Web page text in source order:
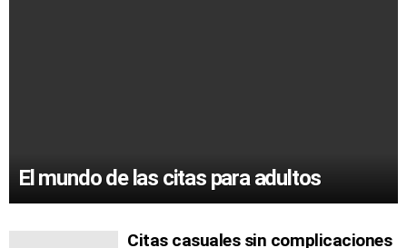
El mundo de las citas para adultos
Citas casuales sin complicaciones